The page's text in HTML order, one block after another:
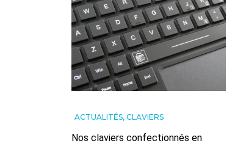
ACTUALITÉS, CLAVIERS
Nos claviers confectionnés en